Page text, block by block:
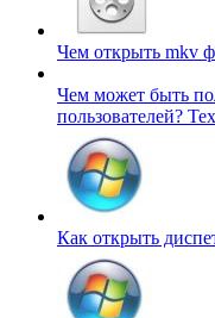
Чем открыть mkv
Чем может быть
пользователей?
Как открыть